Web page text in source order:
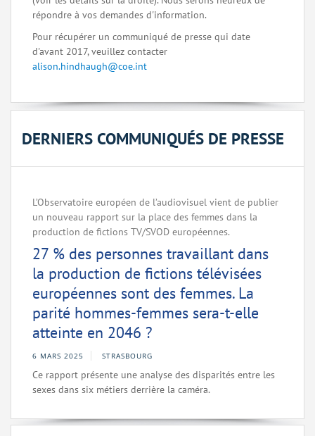
répondre à vos demandes d'information.
Pour récupérer un communiqué de presse qui date
d'avant 2017, veuillez contacter
alison.hindhaugh@coe.int
DERNIERS COMMUNIQUÉS DE PRESSE
L’Observatoire européen de l’audiovisuel vient de publier
un nouveau rapport sur la place des femmes dans la
production de fictions TV/SVOD européennes.
27 % des personnes travaillant dans
la production de fictions télévisées
européennes sont des femmes. La
parité hommes-femmes sera-t-elle
atteinte en 2046 ?
6 MARS 2025 STRASBOURG
Ce rapport présente une analyse des disparités entre les
sexes dans six métiers derrière la caméra.